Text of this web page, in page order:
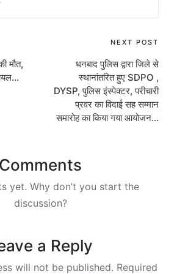
मौत,
NEXT POST
धनबाद पुलिस द्वारा जिले से
स्थानांतरित हुए SDPO ,
DYSP, पुलिस इंस्पेक्टर, परीचारी
प्रवर का विदाई सह सम्मान
समारोह का किया गया आयोजन…
Comments
yet. Why don’t you start the
discussion?
a Reply
will not be published. Required